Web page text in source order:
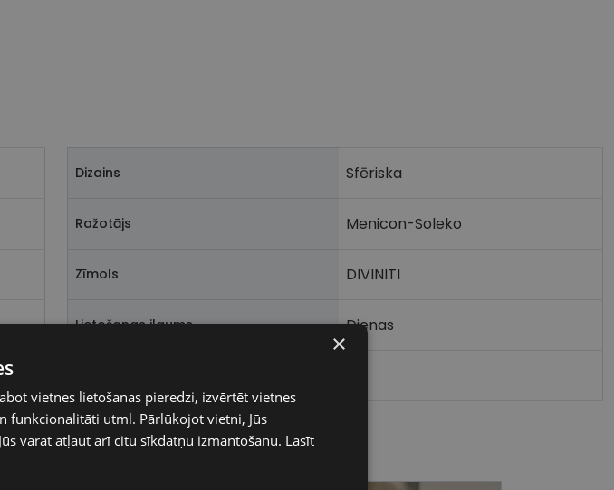
Dizains Sfēriska
Ražotājs Menicon-Soleko
Zīmols DIVINITI
Lietošanas ilgums Dienas
×
vietnes lietošanas pieredzi, izvērtēt vietnes
funkcionalitāti utml. Pārlūkojot vietni, Jūs
varat atļaut arī citu sīkdatņu izmantošanu. Lasīt